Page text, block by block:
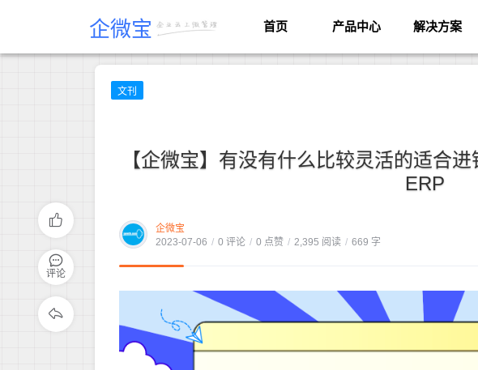
企微宝 首页 产品中心 解决方案
文刊
【企微宝】有没有什么比较灵活的适合
ERP
企微宝
2023-07-06 / 0 评论 / 0 点赞 / 2,395 阅读 / 669 字
评论